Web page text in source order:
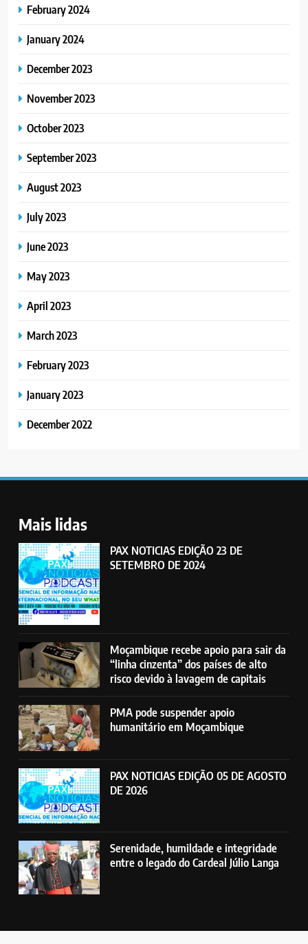
February 2024
January 2024
December 2023
November 2023
October 2023
September 2023
August 2023
July 2023
June 2023
May 2023
April 2023
March 2023
February 2023
January 2023
December 2022
Mais lidas
PAX NOTICIAS EDIÇÃO 23 DE
SETEMBRO DE 2024
Moçambique recebe apoio para sair da
“linha cinzenta” dos países de alto
risco devido à lavagem de capitais
PMA pode suspender apoio
humanitário em Moçambique
PAX NOTICIAS EDIÇÃO 05 DE AGOSTO
DE 2026
Serenidade, humildade e integridade
entre o legado do Cardeal Júlio Langa